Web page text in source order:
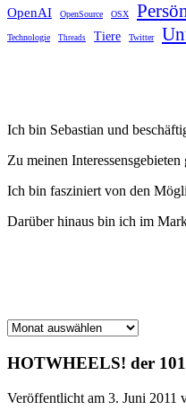
OpenAI OpenSource OSX
Technologie Threads Tiere Twitter
Ich bin Sebastian und
Zu meinen
Ich bin fasziniert von den
Darüber hinaus bin ich im
Archiv
HOTWHEELS! der
Veröffentlicht am 3. Juni 2011